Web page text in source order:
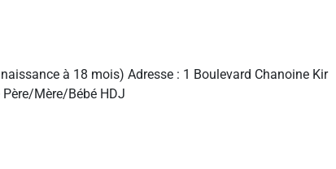
à 18 mois) Adresse : 1 Boulevard Chanoine Kir
Mère/Bébé HDJ